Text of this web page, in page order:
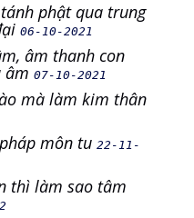
phật qua trung
06-10-2021
âm thanh con
âm 07-10-2021
mà làm kim thân
môn tu 22-11-
thì làm sao tâm